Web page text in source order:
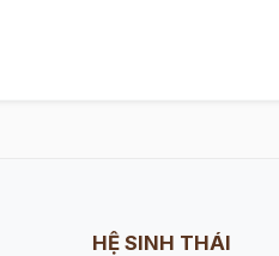
HỆ SINH THÁI